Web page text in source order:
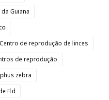
Guiana
Centro de reprodução de linces
de reprodução
zebra
Eld